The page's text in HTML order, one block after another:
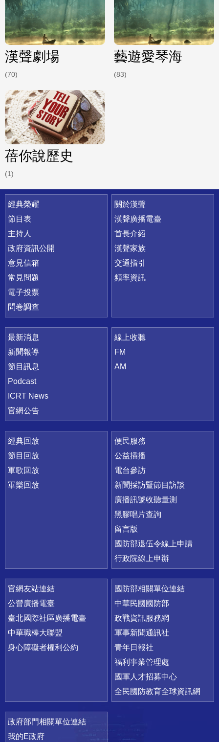
漢聲劇場
(70)
藝遊愛琴海
(83)
蓓你說歷史
(1)
快速連結
經典榮耀
節目表
主持人
政府資訊公開
意見信箱
常見問題
電子投票
問卷調查
關於漢聲
漢聲廣播電臺
首長介紹
漢聲家族
交通指引
頻率資訊
最新消息
新聞報導
節目訊息
Podcast
ICRT News
官網公告
線上收聽
FM
AM
經典回放
節目回放
軍歌回放
軍樂回放
便民服務
公益插播
電台參訪
新聞採訪暨節目訪談
廣播訊號收聽量測
黑膠唱片查詢
留言版
國防部退伍令線上申請
行政院線上申辦
官網友站連結
公營廣播電臺
臺北國際社區廣播電臺
中華職棒大聯盟
身心障礙者權利公約
國防部相關單位連結
中華民國國防部
政戰資訊服務網
軍事新聞通訊社
青年日報社
福利事業管理處
國軍人才招募中心
全民國防教育全球資訊網
政府部門相關單位連結
我的E政府